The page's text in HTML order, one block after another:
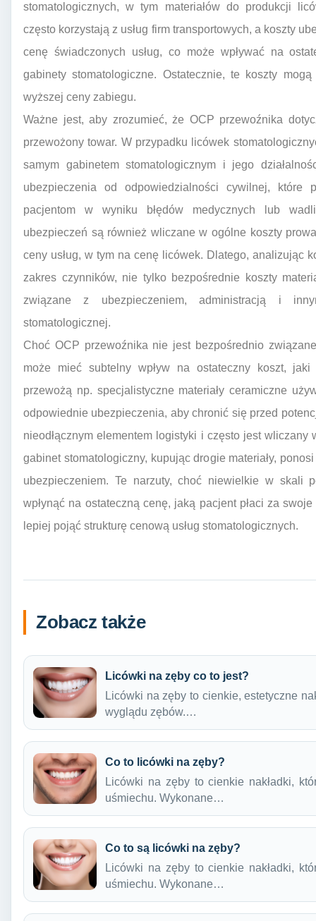
stomatologicznych, w tym materiałów do produkcji
często korzystają z usług firm transportowych, a koszty
cenę świadczonych usług, co może wpływać na
gabinety stomatologiczne. Ostatecznie, te koszty
wyższej ceny zabiegu.
Ważne jest, aby zrozumieć, że OCP przewoźnika
przewożony towar. W przypadku licówek
samym gabinetem stomatologicznym i jego
ubezpieczenia od odpowiedzialności cywilnej, które
pacjentom w wyniku błędów medycznych lub
ubezpieczeń są również wliczane w ogólne koszty
ceny usług, w tym na cenę licówek. Dlatego, analizując
zakres czynników, nie tylko bezpośrednie koszty
związane z ubezpieczeniem, administracją i
stomatologicznej.
Choć OCP przewoźnika nie jest bezpośrednio
może mieć subtelny wpływ na ostateczny koszt,
przewożą np. specjalistyczne materiały ceramiczne
odpowiednie ubezpieczenia, aby chronić się przed
nieodłącznym elementem logistyki i często jest
gabinet stomatologiczny, kupując drogie materiały,
ubezpieczeniem. Te narzuty, choć niewielkie w skali
wpłynąć na ostateczną cenę, jaką pacjent płaci za
lepiej pojąć strukturę cenową usług stomatologicznych.
Zobacz także
Licówki na zęby co to jest?
Licówki na zęby to cienkie, estetyczne
wyglądu zębów.…
Co to licówki na zęby?
Licówki na zęby to cienkie nakładki,
uśmiechu. Wykonane…
Co to są licówki na zęby?
Licówki na zęby to cienkie nakładki,
uśmiechu. Wykonane…